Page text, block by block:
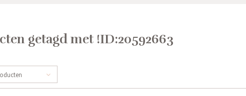
getagd met !ID:20592663